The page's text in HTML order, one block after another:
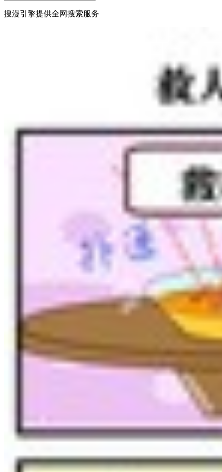
搜漫引擎提供全网搜索服务